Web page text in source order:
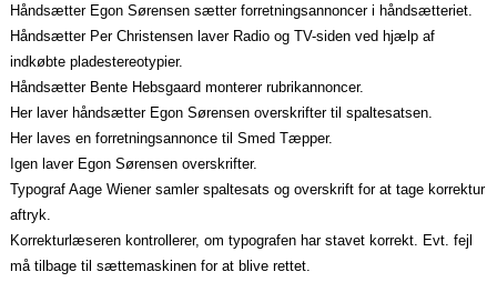
Håndsætter Egon Sørensen sætter forretningsannoncer i håndsætteriet.
Håndsætter Per Christensen laver Radio og TV-siden ved hjælp af
indkøbte pladestereotypier.
Håndsætter Bente Hebsgaard monterer rubrikannoncer.
Her laver håndsætter Egon Sørensen overskrifter til spaltesatsen.
Her laves en forretningsannonce til Smed Tæpper.
Igen laver Egon Sørensen overskrifter.
Typograf Aage Wiener samler spaltesats og overskrift for at tage korrektur
aftryk.
Korrekturlæseren kontrollerer, om typografen har stavet korrekt. Evt. fejl
må tilbage til sættemaskinen for at blive rettet.